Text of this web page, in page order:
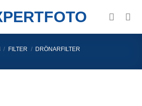
/ FILTER / DRÖNARFILTER